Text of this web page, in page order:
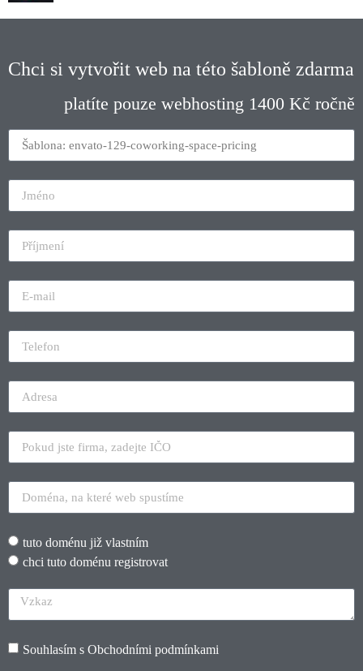
Chci si vytvořit web na této šabloně zdarma
platíte pouze webhosting 1400 Kč ročně
tuto doménu již vlastním
chci tuto doménu registrovat
Souhlasím s Obchodními podmínkami